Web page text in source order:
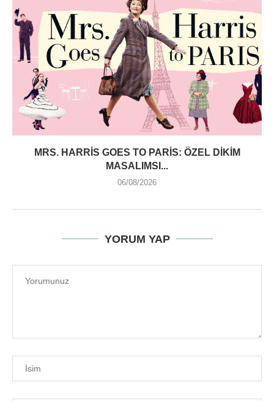
MRS. HARRIS GOES TO PARIS: ÖZEL DIKIM
MASALIMSI...
06/08/2026
YORUM YAP